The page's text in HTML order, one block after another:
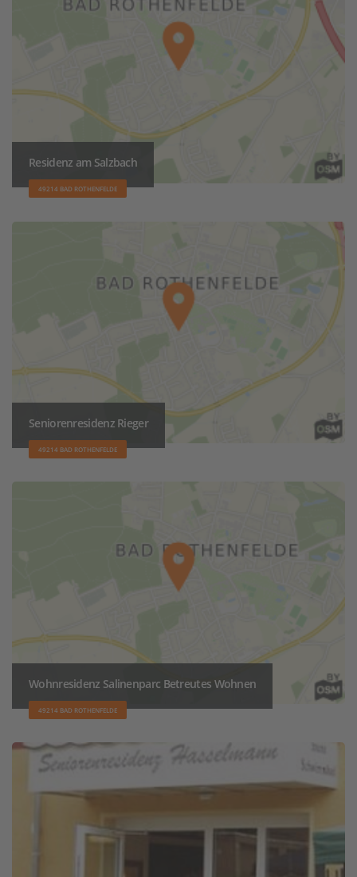
Residenz am Salzbach
49214 BAD ROTHENFELDE
Seniorenresidenz Rieger
49214 BAD ROTHENFELDE
Wohnresidenz Salinenparc Betreutes Wohnen
49214 BAD ROTHENFELDE